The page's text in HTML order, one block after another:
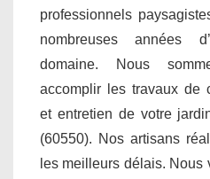
professionnels
nombreuses années
domaine. Nous
accomplir les travaux de
et entretien de votre
(60550). Nos artisans
les meilleurs délais.